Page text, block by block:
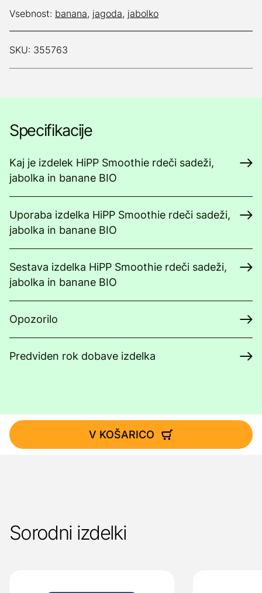
Vsebnost: banana, jagoda, jabolko
SKU: 355763
Specifikacije
Kaj je izdelek HiPP Smoothie rdeči sadeži,
jabolka in banane BIO
Uporaba izdelka HiPP Smoothie rdeči sadeži,
jabolka in banane BIO
Sestava izdelka HiPP Smoothie rdeči sadeži,
jabolka in banane BIO
Opozorilo
Predviden rok dobave izdelka
V KOŠARICO
Sorodni izdelki